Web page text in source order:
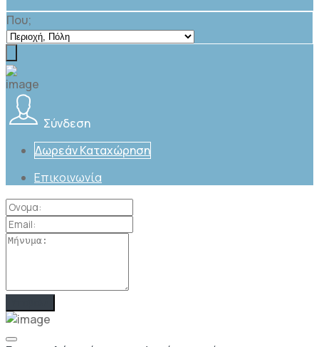
Που;
Σύνδεση
Δωρεάν Καταχώρηση
Επικοινωνία